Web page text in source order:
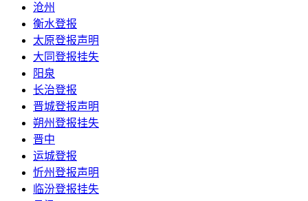
沧州
衡水登报
太原登报声明
大同登报挂失
阳泉
长治登报
晋城登报声明
朔州登报挂失
晋中
运城登报
忻州登报声明
临汾登报挂失